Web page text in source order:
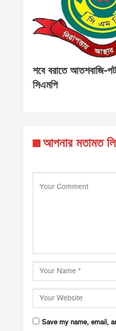
শবে বরাতে আতশবাজি-
সিএমপি
আপনার মতামত
Save my name, email,